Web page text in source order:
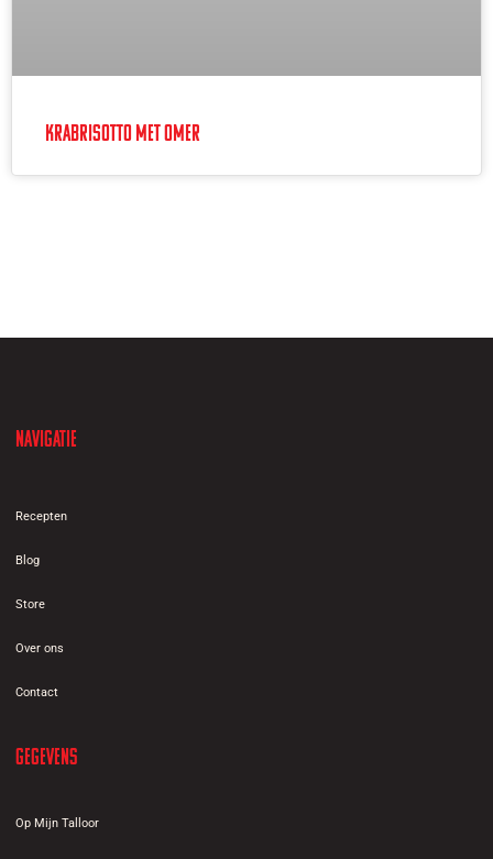
Krabrisotto met Omer
Navigatie
Recepten
Blog
Store
Over ons
Contact
Gegevens
Op Mijn Talloor